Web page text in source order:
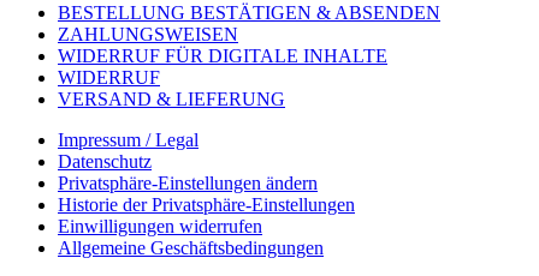
BESTELLUNG BESTÄTIGEN & ABSENDEN
ZAHLUNGSWEISEN
WIDERRUF FÜR DIGITALE INHALTE
WIDERRUF
VERSAND & LIEFERUNG
Impressum / Legal
Datenschutz
Privatsphäre-Einstellungen ändern
Historie der Privatsphäre-Einstellungen
Einwilligungen widerrufen
Allgemeine Geschäftsbedingungen